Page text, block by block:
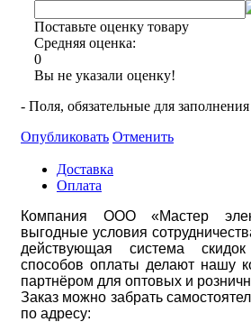
Поставьте оценку товару
Средняя оценка:
0
Вы не указали оценку!
- Поля, обязательные для заполнения
Опубликовать Отменить
Доставка
Оплата
Компания ООО «Мастер
выгодные условия
действующая система
способов оплаты делают нашу
партнёром для оптовых и
Заказ можно забрать
по адресу: